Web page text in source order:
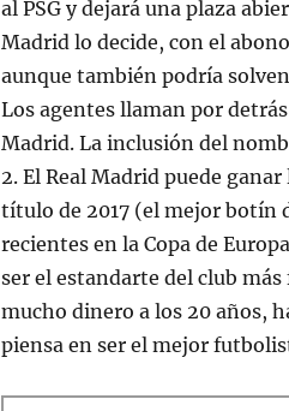
al PSG y dejará una plaza
Madrid lo decide, con el
aunque también podría
Los agentes llaman por
Madrid. La inclusión del
2. El Real Madrid puede
título de 2017 (el mejor botín
recientes en la Copa de
ser el estandarte del club
mucho dinero a los 20 años,
piensa en ser el mejor